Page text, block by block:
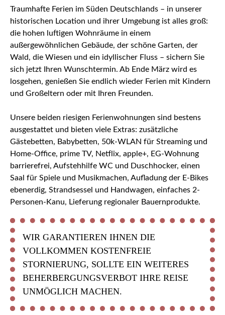
Traumhafte Ferien im Süden Deutschlands – in unserer
historischen Location und ihrer Umgebung ist alles groß:
die hohen luftigen Wohnräume in einem
außergewöhnlichen Gebäude, der schöne Garten, der
Wald, die Wiesen und ein idyllischer Fluss – sichern Sie
sich jetzt Ihren Wunschtermin. Ab Ende März wird es
losgehen, genießen Sie endlich wieder Ferien mit Kindern
und Großeltern oder mit Ihren Freunden.
Unsere beiden riesigen Ferienwohnungen sind bestens
ausgestattet und bieten viele Extras: zusätzliche
Gästebetten, Babybetten, 50k-WLAN für Streaming und
Home-Office, prime TV, Netflix, apple+, EG-Wohnung
barrierefrei, Aufstehhilfe WC und Duschhocker, einen
Saal für Spiele und Musikmachen, Aufladung der E-Bikes
ebenerdig, Strandsessel und Handwagen, einfaches 2-
Personen-Kanu, Lieferung regionaler Bauernprodukte.
WIR GARANTIEREN IHNEN DIE
VOLLKOMMEN KOSTENFREIE
STORNIERUNG, SOLLTE EIN WEITERES
BEHERBERGUNGSVERBOT IHRE REISE
UNMÖGLICH MACHEN.